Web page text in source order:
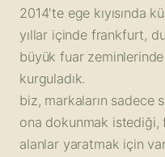
2014'te ege kıyısında
yıllar içinde frankfurt,
büyük fuar
kurguladık.
biz, markaların sadece
ona dokunmak istediği,
alanlar yaratmak için